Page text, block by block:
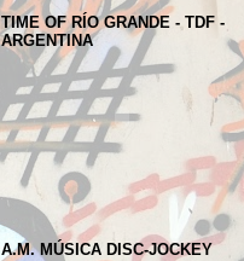
TIME OF RÍO GRANDE - TDF -
ARGENTINA
A.M. MÚSICA DISC-JOCKEY